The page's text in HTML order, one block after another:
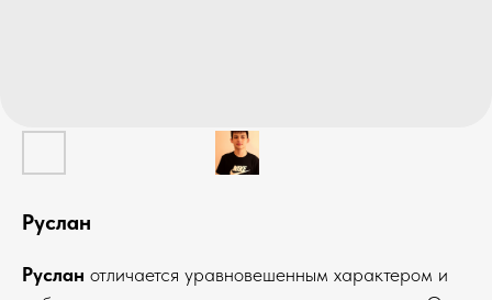
Руслан
Руслан отличается уравновешенным характером и